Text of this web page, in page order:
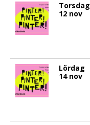
Torsdag
12 nov
Lördag
14 nov